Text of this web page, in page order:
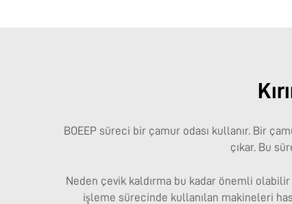
BOEEP süreci bir çamur odası kullanır. Bir
çıkar. Bu
Neden çevik kaldırma bu kadar önemli
işleme sürecinde kullanılan makineleri